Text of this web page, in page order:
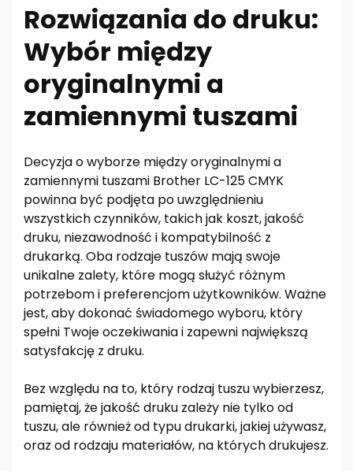
Rozwiązania do druku:
Wybór między
oryginalnymi a
zamiennymi tuszami
Decyzja o wyborze między oryginalnymi a
zamiennymi tuszami Brother LC-125 CMYK
powinna być podjęta po uwzględnieniu
wszystkich czynników, takich jak koszt, jakość
druku, niezawodność i kompatybilność z
drukarką. Oba rodzaje tuszów mają swoje
unikalne zalety, które mogą służyć różnym
potrzebom i preferencjom użytkowników. Ważne
jest, aby dokonać świadomego wyboru, który
spełni Twoje oczekiwania i zapewni największą
satysfakcję z druku.
Bez względu na to, który rodzaj tuszu wybierzesz,
pamiętaj, że jakość druku zależy nie tylko od
tuszu, ale również od typu drukarki, jakiej używasz,
oraz od rodzaju materiałów, na których drukujesz.